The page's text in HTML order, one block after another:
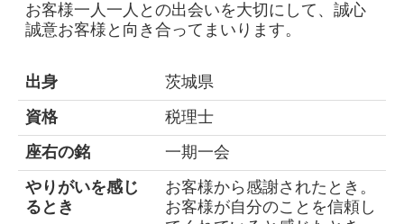
お客様一人一人との出会いを大切にして、誠心
誠意お客様と向き合ってまいります。
出身
茨城県
資格
税理士
座右の銘
一期一会
やりがいを感じ
るとき
お客様から感謝されたとき。
お客様が自分のことを信頼し